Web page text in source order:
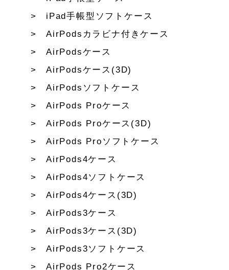
iPad手帳型ソフトケース
AirPodsカラビナ付きケース
AirPodsケース
AirPodsケース(3D)
AirPodsソフトケース
AirPods Proケース
AirPods Proケース(3D)
AirPods Proソフトケース
AirPods4ケース
AirPods4ソフトケース
AirPods4ケース(3D)
AirPods3ケース
AirPods3ケース(3D)
AirPods3ソフトケース
AirPods Pro2ケース